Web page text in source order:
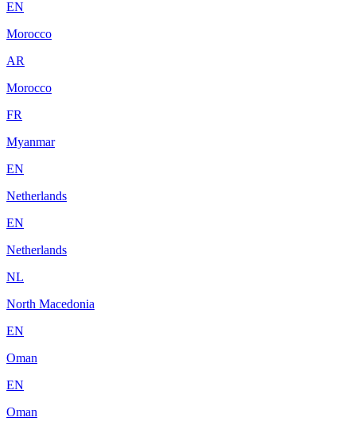
EN
Morocco
AR
Morocco
FR
Myanmar
EN
Netherlands
EN
Netherlands
NL
North Macedonia
EN
Oman
EN
Oman